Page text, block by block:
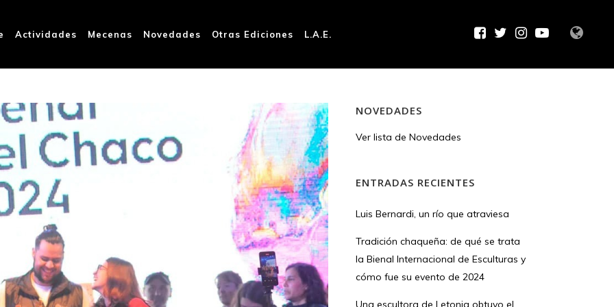
Actividades Mecenas Novedades Otras Ediciones L.A.E.
NOVEDADES
Ver lista de Novedades
ENTRADAS RECIENTES
Luis Bernardi, un río que atraviesa
Tradición chaqueña: de qué se trata
la Bienal Internacional de Esculturas y
cómo fue su evento de 2024
Una escultora de Letonia obtuvo el